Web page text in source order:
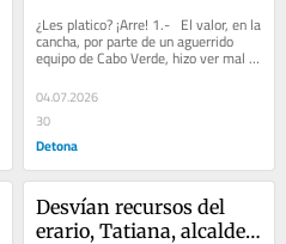
argentinos
¿Les platico? ¡Arre! 1.-   El valor, en la
cancha, por parte de un aguerrido
equipo de Cabo Verde, hizo ver mal al
Campeón del Mundial FIFA...
04.07.2026
30
Detona
Desvían recursos del
erario, Tatiana, alcalde y